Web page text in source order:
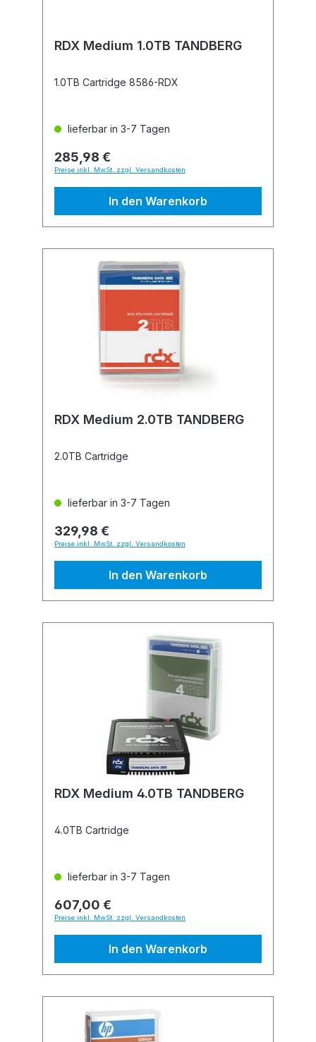
RDX Medium 1.0TB TANDBERG
1.0TB Cartridge 8586-RDX
lieferbar in 3-7 Tagen
285,98 €
Preise inkl. MwSt. zzgl. Versandkosten
In den Warenkorb
RDX Medium 2.0TB TANDBERG
2.0TB Cartridge
lieferbar in 3-7 Tagen
329,98 €
Preise inkl. MwSt. zzgl. Versandkosten
In den Warenkorb
RDX Medium 4.0TB TANDBERG
4.0TB Cartridge
lieferbar in 3-7 Tagen
607,00 €
Preise inkl. MwSt. zzgl. Versandkosten
In den Warenkorb